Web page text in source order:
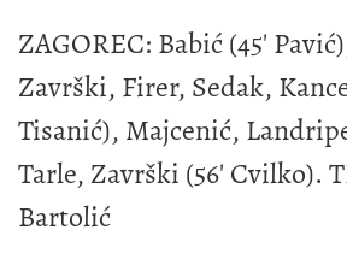
ZAGOREC: Babić (45'
Završki, Firer, Sedak,
Tisanić), Majcenić,
Tarle, Završki (56' Cvilko).
Bartolić